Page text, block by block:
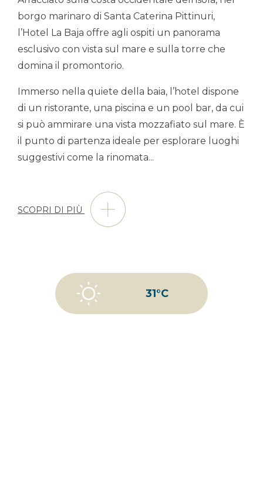
borgo marinaro di Santa Caterina Pittinuri,
l’Hotel La Baja offre agli ospiti un panorama
esclusivo con vista sul mare e sulla torre che
domina il promontorio.
Immerso nella quiete della baia, l’hotel dispone
di un ristorante, una piscina e un pool bar, da cui
si può ammirare una vista mozzafiato sul mare. È
il punto di partenza ideale per esplorare luoghi
suggestivi come la rinomata...
SCOPRI DI PIÙ
31°C